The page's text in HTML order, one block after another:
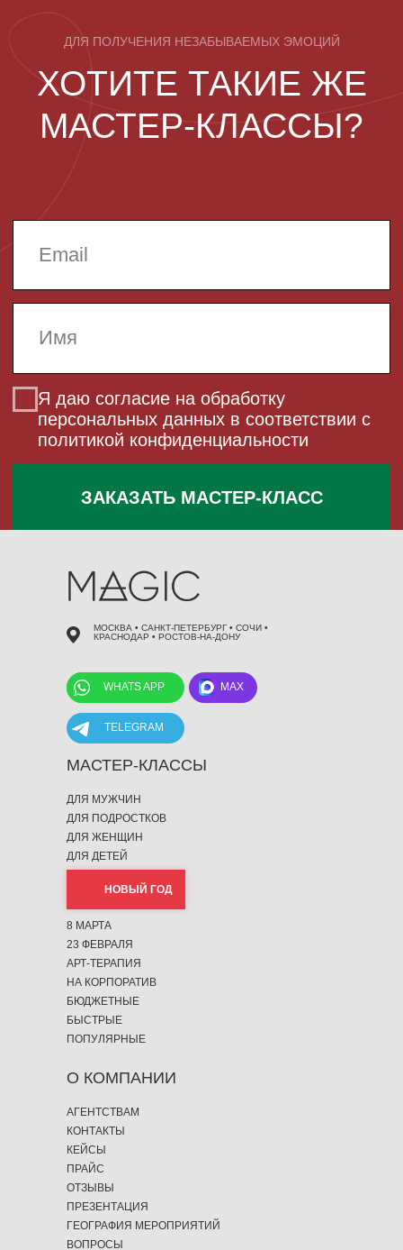
ВСЕ МАСТЕР КЛАСЫ ПОДРОБНЕЕ
MAX
TELEGRAM
МАСТЕР-КЛАССЫ
WHATS APP
О КОМПАНИИ
МОСКВА • САНКТ-ПЕТЕРБУРГ • СОЧИ •
КРАСНОДАР • РОСТОВ-НА-ДОНУ
ДЛЯ МУЖЧИН
ДЛЯ ПОДРОСТКОВ
ДЛЯ ЖЕНЩИН
ДЛЯ ДЕТЕЙ
НОВЫЙ ГОД
8 МАРТА
23 ФЕВРАЛЯ
АРТ-ТЕРАПИЯ
НА КОРПОРАТИВ
БЮДЖЕТНЫЕ
БЫСТРЫЕ
ПОПУЛЯРНЫЕ
495 868 00 36
АГЕНТСТВАМ
КОНТАКТЫ
КЕЙСЫ
ПРАЙС
ОТЗЫВЫ
ПРЕЗЕНТАЦИЯ
ГЕОГРАФИЯ МЕРОПРИЯТИЙ
ВОПРОСЫ